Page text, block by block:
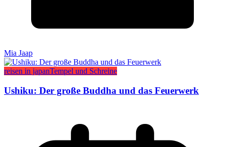
Mia Jaap
reisen in japanTempel und Schreine
Ushiku: Der große Buddha und das Feuerwerk